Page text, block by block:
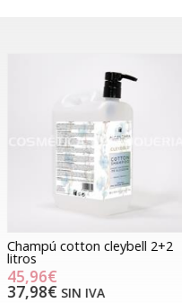
Champú en seco con almidón
de arroz, 75ml
8,90€
5,88€ SIN IVA